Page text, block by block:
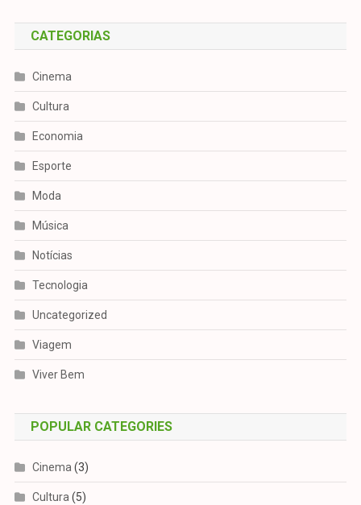
CATEGORIAS
Cinema
Cultura
Economia
Esporte
Moda
Música
Notícias
Tecnologia
Uncategorized
Viagem
Viver Bem
POPULAR CATEGORIES
Cinema (3)
Cultura (5)